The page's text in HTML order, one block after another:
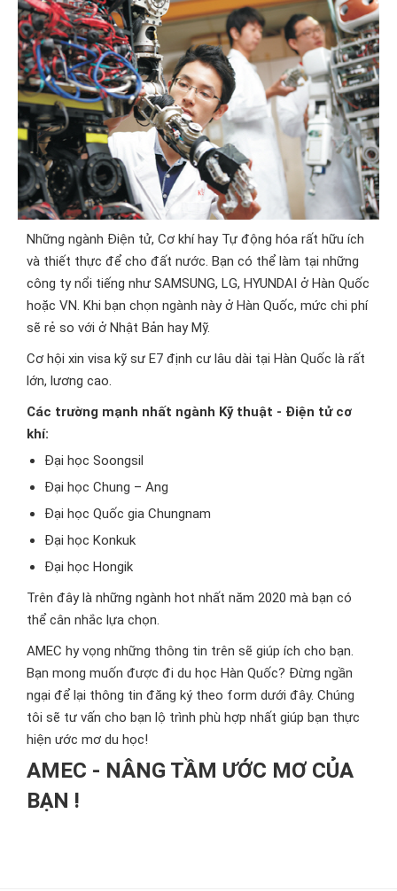
Những ngành Điện tử, Cơ khí hay Tự động hóa rất hữu ích
và thiết thực để cho đất nước. Bạn có thể làm tại những
công ty nổi tiếng như SAMSUNG, LG, HYUNDAI ở Hàn Quốc
hoặc VN. Khi bạn chọn ngành này ở Hàn Quốc, mức chi phí
sẽ rẻ so với ở Nhật Bản hay Mỹ.
Cơ hội xin visa kỹ sư E7 định cư lâu dài tại Hàn Quốc là rất
lớn, lương cao.
Các trường mạnh nhất ngành Kỹ thuật - Điện tử cơ
khí:
Đại học Soongsil
Đại học Chung – Ang
Đại học Quốc gia Chungnam
Đại học Konkuk
Đại học Hongik
Trên đây là những ngành hot nhất năm 2020 mà bạn có
thể cân nhắc lựa chọn.
AMEC hy vọng những thông tin trên sẽ giúp ích cho bạn.
Bạn mong muốn được đi du học Hàn Quốc? Đừng ngần
ngại để lại thông tin đăng ký theo form dưới đây. Chúng
tôi sẽ tư vấn cho bạn lộ trình phù hợp nhất giúp bạn thực
hiện ước mơ du học!
AMEC - NÂNG TẦM ƯỚC MƠ CỦA
BẠN !